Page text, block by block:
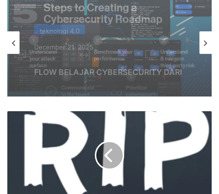
teknologi 4.0
December 21, 2025
FLOW BELAJAR CYBERSECURITY DARI
NOL (Step-by-Step Sampai Mahir)
teknologi 4.0
December 11, 2025
Pengenalan Tools Keamanan Jaringan
Industri dengan Kali Linux
Routing